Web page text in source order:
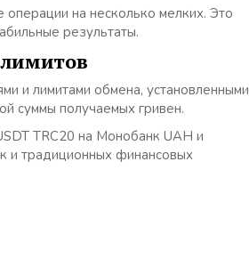
на несколько мелких. Это
результаты.
и лимитами обмена, установленными
суммы получаемых гривен.
TRC20 на Монобанк UAH и
и традиционных финансовых